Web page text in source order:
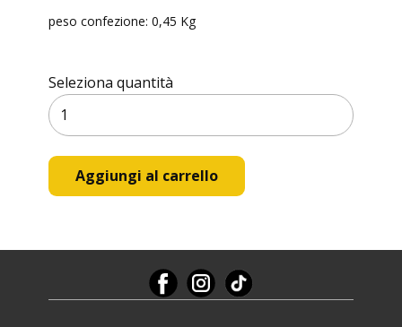
peso confezione: 0,45 Kg
Seleziona quantità